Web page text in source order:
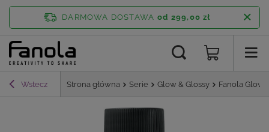
DARMOWA DOSTAWA od 299,00 zł
Wstecz Strona główna Serie Glow & Glossy Fanola Glow